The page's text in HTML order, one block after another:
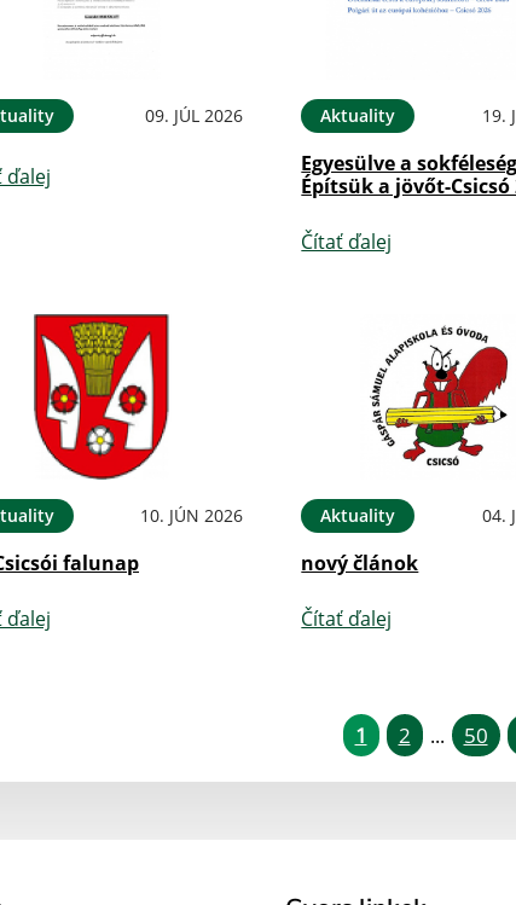
09. JÚL 2026
ďalej
Aktuality 19.
Egyesülve a
Építsük a jövőt-Csicsó
Čítať ďalej
10. JÚN 2026
falunap
ďalej
Aktuality 04.
nový článok
Čítať ďalej
1 2 ... 50